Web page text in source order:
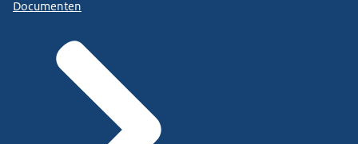
Documenten